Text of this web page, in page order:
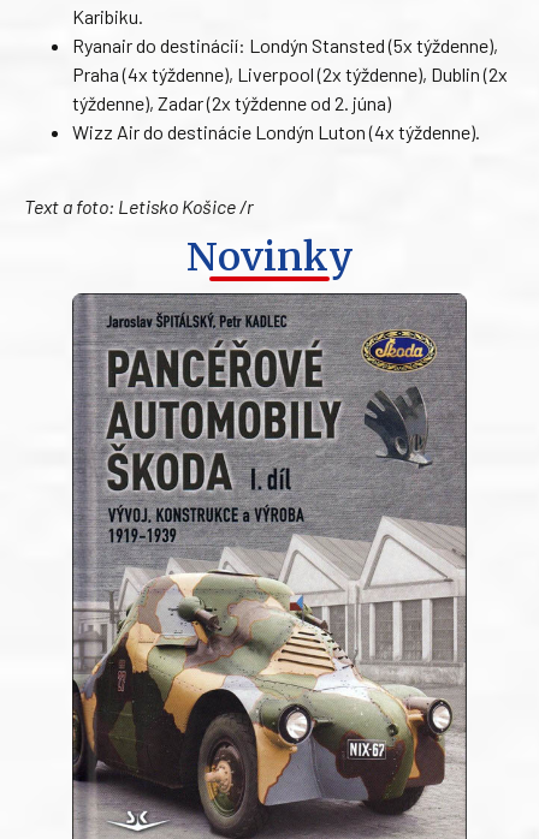
Karibiku.
Ryanair do destinácií: Londýn Stansted (5x týždenne),
Praha (4x týždenne), Liverpool (2x týždenne), Dublin (2x
týždenne), Zadar (2x týždenne od 2. júna)
Wizz Air do destinácie Londýn Luton (4x týždenne).
Text a foto: Letisko Košice /r
Novinky